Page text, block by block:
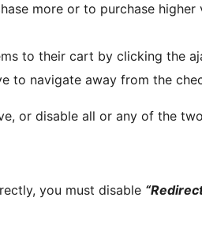
more or to purchase
to their cart by clicking the
to navigate away from the
or disable all or any of the
you must disable